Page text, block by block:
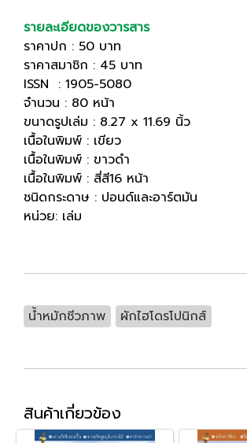
รายละเอียดของวารสาร
ราคาปก : 50 บาท
ราคาสมาชิก : 45 บาท
ISSN : 1905-5080
จำนวน : 80 หน้า
ขนาดรูปเล่ม : 8.27 x 11.69 นิ้ว
เนื้อในพิมพ์ : เขียว
เนื้อในพิมพ์ : ขาวดำ
เนื้อในพิมพ์ : สี่สี16 หน้า
ชนิดกระดาษ : ปอนด์และอาร์ตมัน
หน่วย: เล่ม
น้ำหมักชีวภาพ ผักไฮโดรโปนิกส์
สินค้าเกี่ยวข้อง